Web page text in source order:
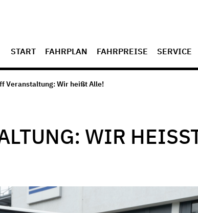
START FAHRPLAN FAHRPREISE SERVICE
Veranstaltung: Wir heißt Alle!
WIR HEISST